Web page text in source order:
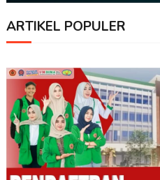
ARTIKEL POPULER